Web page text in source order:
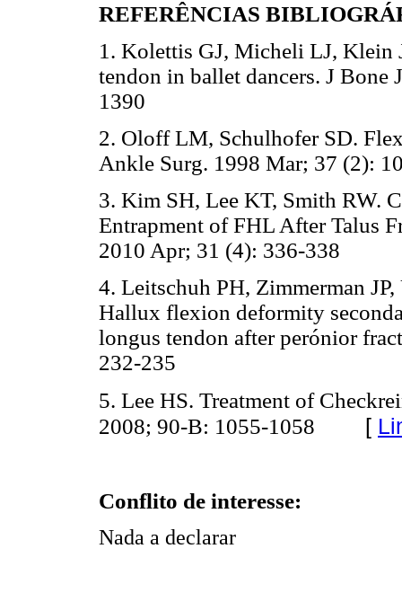
REFERÊNCIAS
1. Kolettis GJ, Micheli LJ, Klein
tendon in ballet dancers. J
1390
2. Oloff LM, Schulhofer SD.
Ankle Surg. 1998 Mar; 37 (2):
3. Kim SH, Lee KT, Smith RW.
Entrapment of FHL After Talus
2010 Apr; 31 (4): 336-338
4. Leitschuh PH, Zimmerman
Hallux flexion deformity
longus tendon after perónior
232-235
5. Lee HS. Treatment of
2008; 90-B: 1055-1058 [
Conflito de interesse:
Nada a declarar